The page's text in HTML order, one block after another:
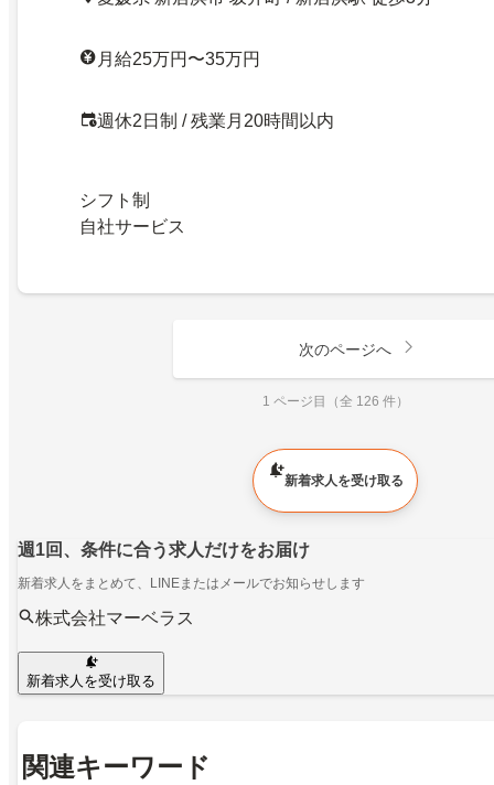
月給25万円〜35万円
週休2日制 / 残業月20時間以内
シフト制
自社サービス
次のページへ
1 ページ目（全 126 件）
新着求人を受け取る
週1回、条件に合う求人だけをお届け
新着求人をまとめて、LINEまたはメールでお知らせします
株式会社マーベラス
新着求人を受け取る
関連キーワード